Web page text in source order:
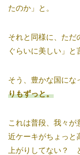
たのか」と。
それと同様に、ただ
ぐらいに美しい」と
そう、豊かな国にな
りもずっと。
これは普段、我々
近ケーキがちょっと
上がりしてない？